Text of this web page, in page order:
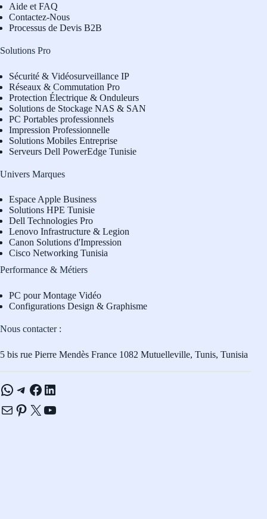
Aide et FAQ
Contactez-Nous
Processus de Devis B2B
Solutions Pro
Sécurité & Vidéosurveillance IP
Réseaux & Commutation Pro
Protection Électrique & Onduleurs
Solutions de Stockage NAS & SAN
PC Portables professionnels
Impression Professionnelle
Solutions Mobiles Entreprise
Serveurs Dell PowerEdge Tunisie
Univers Marques
Espace Apple Business
Solutions HPE Tunisie
Dell Technologies Pro
Lenovo Infrastructure & Legion
Canon Solutions d'Impression
Cisco Networking Tunisia
Performance & Métiers
PC pour Montage Vidéo
Configurations Design & Graphisme
Nous contacter :
5 bis rue Pierre Mendès France 1082 Mutuelleville, Tunis, Tunisia
WhatsApp
Telegram
Facebook
LinkedIn
E-mailPinterest
X YouTube